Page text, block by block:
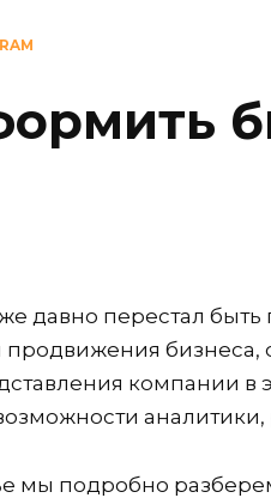
давно перестал
продвижения
компании в
аналитики,
мы подробно